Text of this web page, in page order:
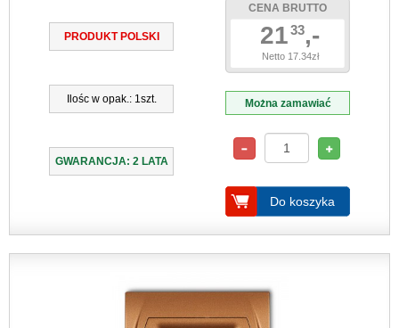
PRODUKT POLSKI
Ilośc w opak.: 1szt.
GWARANCJA: 2 LATA
CENA BRUTTO
2133,-
Netto 17.34zł
Można zamawiać
Do koszyka